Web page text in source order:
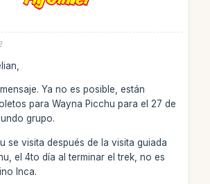
Ya no es posible, están
para Wayna Picchu para el 27 de
grupo.
se visita después de la visita guiada
el 4to día al terminar el trek, no es
Inca.